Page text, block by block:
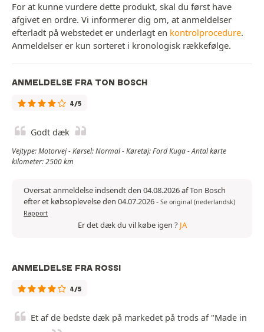
For at kunne vurdere dette produkt, skal du først have
afgivet en ordre. Vi informerer dig om, at anmeldelser
efterladt på webstedet er underlagt en kontrolprocedure.
Anmeldelser er kun sorteret i kronologisk rækkefølge.
ANMELDELSE FRA TON BOSCH
4/5
Godt dæk
Vejtype: Motorvej - Kørsel: Normal - Køretøj: Ford Kuga - Antal kørte
kilometer: 2500 km
Oversat anmeldelse indsendt den 04.08.2026 af Ton Bosch
efter et købsoplevelse den 04.07.2026- Se original (nederlandsk)
Rapport
Er det dæk du vil købe igen ? JA
ANMELDELSE FRA ROSSI
4/5
Et af de bedste dæk på markedet på trods af "Made in